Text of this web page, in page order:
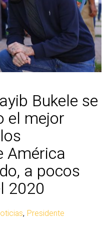
Bukele se
el mejor
América
a pocos
2020
, Presidente